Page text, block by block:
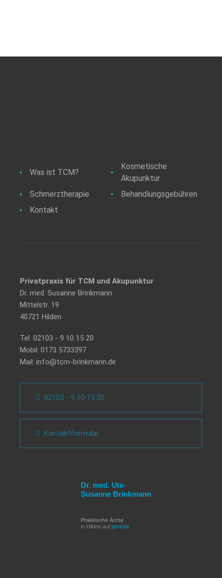
Was ist TCM?
Kosmetische
Akupunktur
Schmerztherapie
Behandlungsgebühren
Kontakt
Privatpraxis für TCM und Akupunktur
Dr. med. Susanne Brinkmann
Mittelstr. 19
40721 Hilden
Tel. 02103 - 9 10 15 20
Mobil: 0173 5733397
Mail: info@tcm-brinkmann.de
02103 - 9 10 15 20
Kontaktformular
Dr. med. Ute-
Susanne Brinkmann
Praktische Ärzte
in Hilden auf jameda